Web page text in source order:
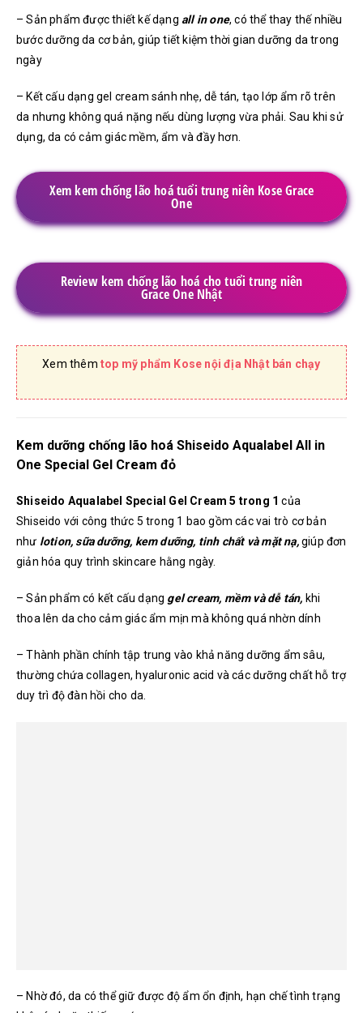
– Sản phẩm được thiết kế dạng all in one, có thể thay thế nhiều
bước dưỡng da cơ bản, giúp tiết kiệm thời gian dưỡng da trong
ngày
– Kết cấu dạng gel cream sánh nhẹ, dễ tán, tạo lớp ẩm rõ trên
da nhưng không quá nặng nếu dùng lượng vừa phải. Sau khi sử
dụng, da có cảm giác mềm, ẩm và đầy hơn.
Xem kem chống lão hoá tuổi trung niên Kose Grace
One
Review kem chống lão hoá cho tuổi trung niên
Grace One Nhật
Xem thêmtop mỹ phẩm Kose nội địa Nhật bán chạy
Kem dưỡng chống lão hoá Shiseido Aqualabel All in
One Special Gel Cream đỏ
Shiseido Aqualabel Special Gel Cream 5 trong 1của
Shiseido với công thức 5 trong 1 bao gồm các vai trò cơ bản
như lotion, sữa dưỡng, kem dưỡng, tinh chất và mặt nạ, giúp đơn
giản hóa quy trình skincare hằng ngày.
– Sản phẩm có kết cấu dạng gel cream, mềm và dễ tán, khi
thoa lên da cho cảm giác ẩm mịn mà không quá nhờn dính
– Thành phần chính tập trung vào khả năng dưỡng ẩm sâu,
thường chứa collagen, hyaluronic acid và các dưỡng chất hỗ trợ
duy trì độ đàn hồi cho da.
– Nhờ đó, da có thể giữ được độ ẩm ổn định, hạn chế tình trạng